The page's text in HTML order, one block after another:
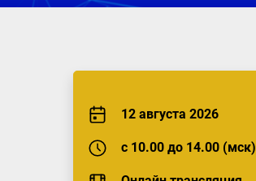
12 августа 2026
с 10.00 до 14.00 (мск)